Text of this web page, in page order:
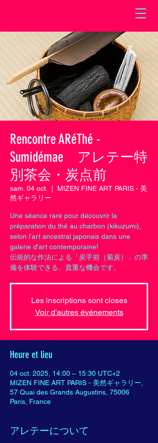
Rencontre ARéThé -
Sumidémae アレテー特
別茶会・炭点前
sam. 04 oct.
MIZEN FINE ART PARIS - 美
然ギャラリー
Une séance rare pour découvrir la
préparation du thé au charbon (kikuzumi),
selon l’art ancestral japonais dans une
galerie d'art contemporaine!
伝統的な作法による「炭手前（菊炭）」の準
備を体験できる、貴重な機会です。
Les inscriptions sont closes
Voir d'autres événements
Heure et lieu
04 oct. 2025, 14:00 – 15:30 UTC+2
MIZEN FINE ART PARIS - 美然ギャラリー,
57 Quai des Grands Augustins, 75006
Paris, France
アレテーについて